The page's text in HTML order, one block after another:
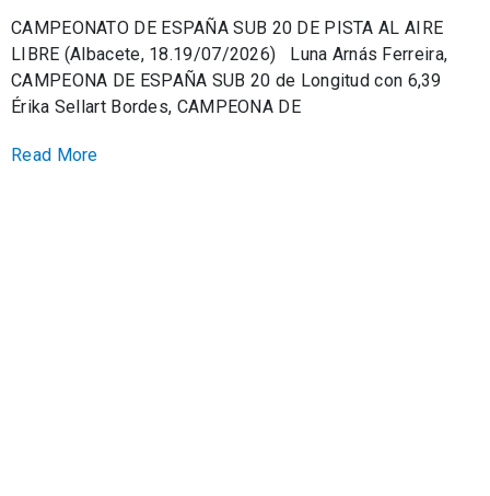
CAMPEONATO DE ESPAÑA SUB 20 DE PISTA AL AIRE
LIBRE (Albacete, 18.19/07/2026) Luna Arnás Ferreira,
CAMPEONA DE ESPAÑA SUB 20 de Longitud con 6,39
Érika Sellart Bordes, CAMPEONA DE
Read More